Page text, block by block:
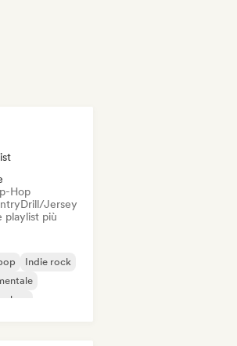
Hop
Drill/Jersey
playlist più
Indie rock